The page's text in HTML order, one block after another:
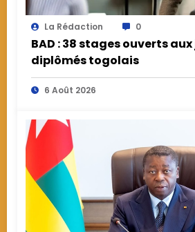
La Rédaction 0
BAD : 38 stages ouverts
diplômés togolais
6 Août 2026